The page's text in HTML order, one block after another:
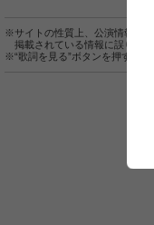
※サイトの性質上、公演情報お
掲載されている情報に誤りがあ
※“歌詞を見る”ボタンを押すと